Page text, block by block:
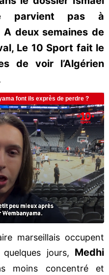
parvient pas à
A deux semaines de
Le 10 Sport fait le
de voir l’Algérien
marseillais occupent
quelques jours, Medhi
moins concentré et